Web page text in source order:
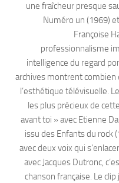
une fraîcheur presque
Numéro un (1969)
Françoise
professionnalisme
intelligence du regard
archives montrent combien
l’esthétique télévisuelle.
les plus précieux de
avant toi » avec Etienne
issu des Enfants du rock
avec deux voix qui
avec Jacques Dutronc,
chanson française. Le